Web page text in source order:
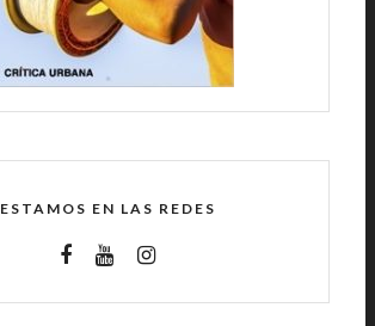
ESTAMOS EN LAS REDES